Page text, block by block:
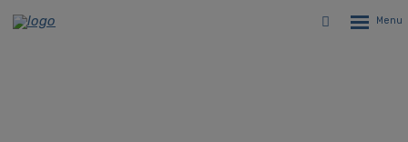
Vyhledávání